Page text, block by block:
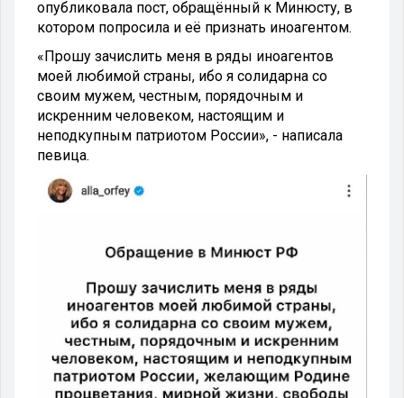
опубликовала пост, обращённый к Минюсту, в
котором попросила и её признать иноагентом.
«Прошу зачислить меня в ряды иноагентов
моей любимой страны, ибо я солидарна со
своим мужем, честным, порядочным и
искренним человеком, настоящим и
неподкупным патриотом России», - написала
певица.